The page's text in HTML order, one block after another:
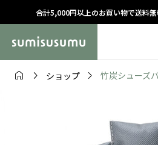
合計5,000円以上のお買い物で送料無
  ショップ  竹炭シューズ